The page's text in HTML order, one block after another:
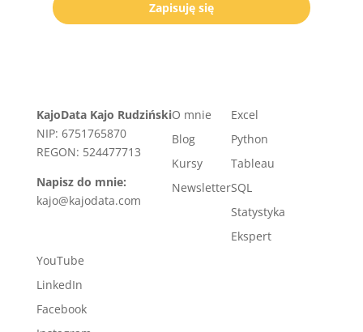
Zapisuję się
KajoData Kajo Rudziński
NIP: 6751765870
REGON: 524477713
Napisz do mnie:
kajo@kajodata.com
O mnie
Blog
Kursy
Newsletter
Excel
Python
Tableau
SQL
Statystyka
Ekspert
YouTube
LinkedIn
Facebook